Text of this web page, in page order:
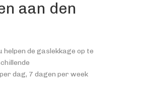
aan den
helpen de gaslekkage op te
dag, 7 dagen per week